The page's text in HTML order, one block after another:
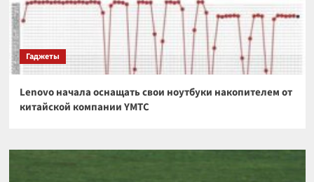
Гаджеты
Lenovo начала оснащать свои ноутбуки накопителем от
китайской компании YMTC